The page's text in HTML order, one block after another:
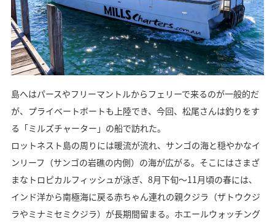
島へはパースやフリーマントルからフェリーで来るのが一般的だ
が、プライベートボートも上陸でき、今回、松尾さんは釣りをす
る「ミルズチャーター」の船で訪れた。
ロットネスト島の周りには暖流が流れ、サンゴの海と穏やかなイ
ンリーフ（サンゴの岩礁の内側）の海が広がる。そこにはさまざ
まなトロピカルフィッシュが泳ぎ、8月下旬～11月頃の春には、
インド洋から南極海に戻る赤ちゃん連れの親クジラ（ザトウクジ
ラやミナミセミクジラ）が長期間留まる。ホエールウォッチング